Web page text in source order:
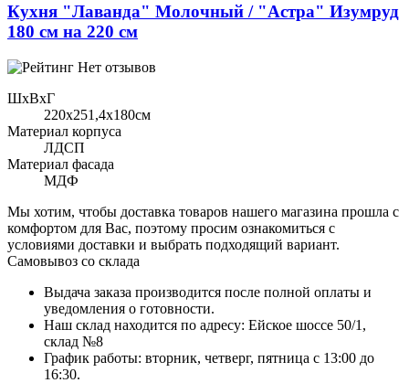
Кухня "Лаванда" Молочный / "Астра" Изумруд
180 см на 220 см
Нет отзывов
ШхВхГ
220x251,4х180см
Материал корпуса
ЛДСП
Материал фасада
МДФ
Мы хотим, чтобы доставка товаров нашего магазина прошла с
комфортом для Вас, поэтому просим ознакомиться с
условиями доставки и выбрать подходящий вариант.
Самовывоз со склада
Выдача заказа производится после полной оплаты и
уведомления о готовности.
Наш склад находится по адресу: Ейское шоссе 50/1,
склад №8
График работы: вторник, четверг, пятница с 13:00 до
16:30.